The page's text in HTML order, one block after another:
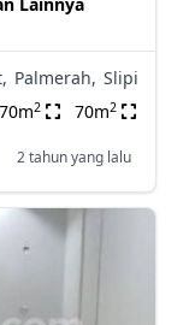
Palmerah, Slipi
70m2 70m2
2 tahun yang lalu